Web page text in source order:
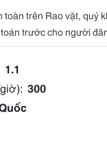
trên Rao vặt, quý
trước cho người
1.1
300